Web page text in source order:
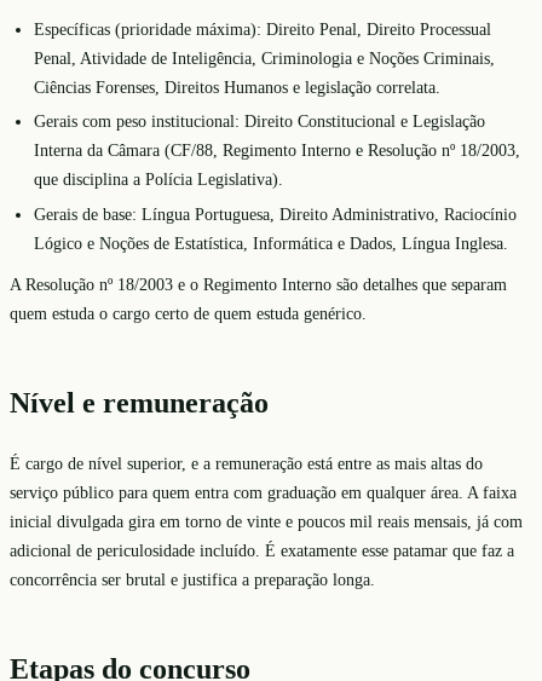
Específicas (prioridade máxima): Direito Penal, Direito Processual
Penal, Atividade de Inteligência, Criminologia e Noções Criminais,
Ciências Forenses, Direitos Humanos e legislação correlata.
Gerais com peso institucional: Direito Constitucional e Legislação
Interna da Câmara (CF/88, Regimento Interno e Resolução nº 18/2003,
que disciplina a Polícia Legislativa).
Gerais de base: Língua Portuguesa, Direito Administrativo, Raciocínio
Lógico e Noções de Estatística, Informática e Dados, Língua Inglesa.
A Resolução nº 18/2003 e o Regimento Interno são detalhes que separam
quem estuda o cargo certo de quem estuda genérico.
Nível e remuneração
É cargo de nível superior, e a remuneração está entre as mais altas do
serviço público para quem entra com graduação em qualquer área. A faixa
inicial divulgada gira em torno de vinte e poucos mil reais mensais, já com
adicional de periculosidade incluído. É exatamente esse patamar que faz a
concorrência ser brutal e justifica a preparação longa.
Etapas do concurso